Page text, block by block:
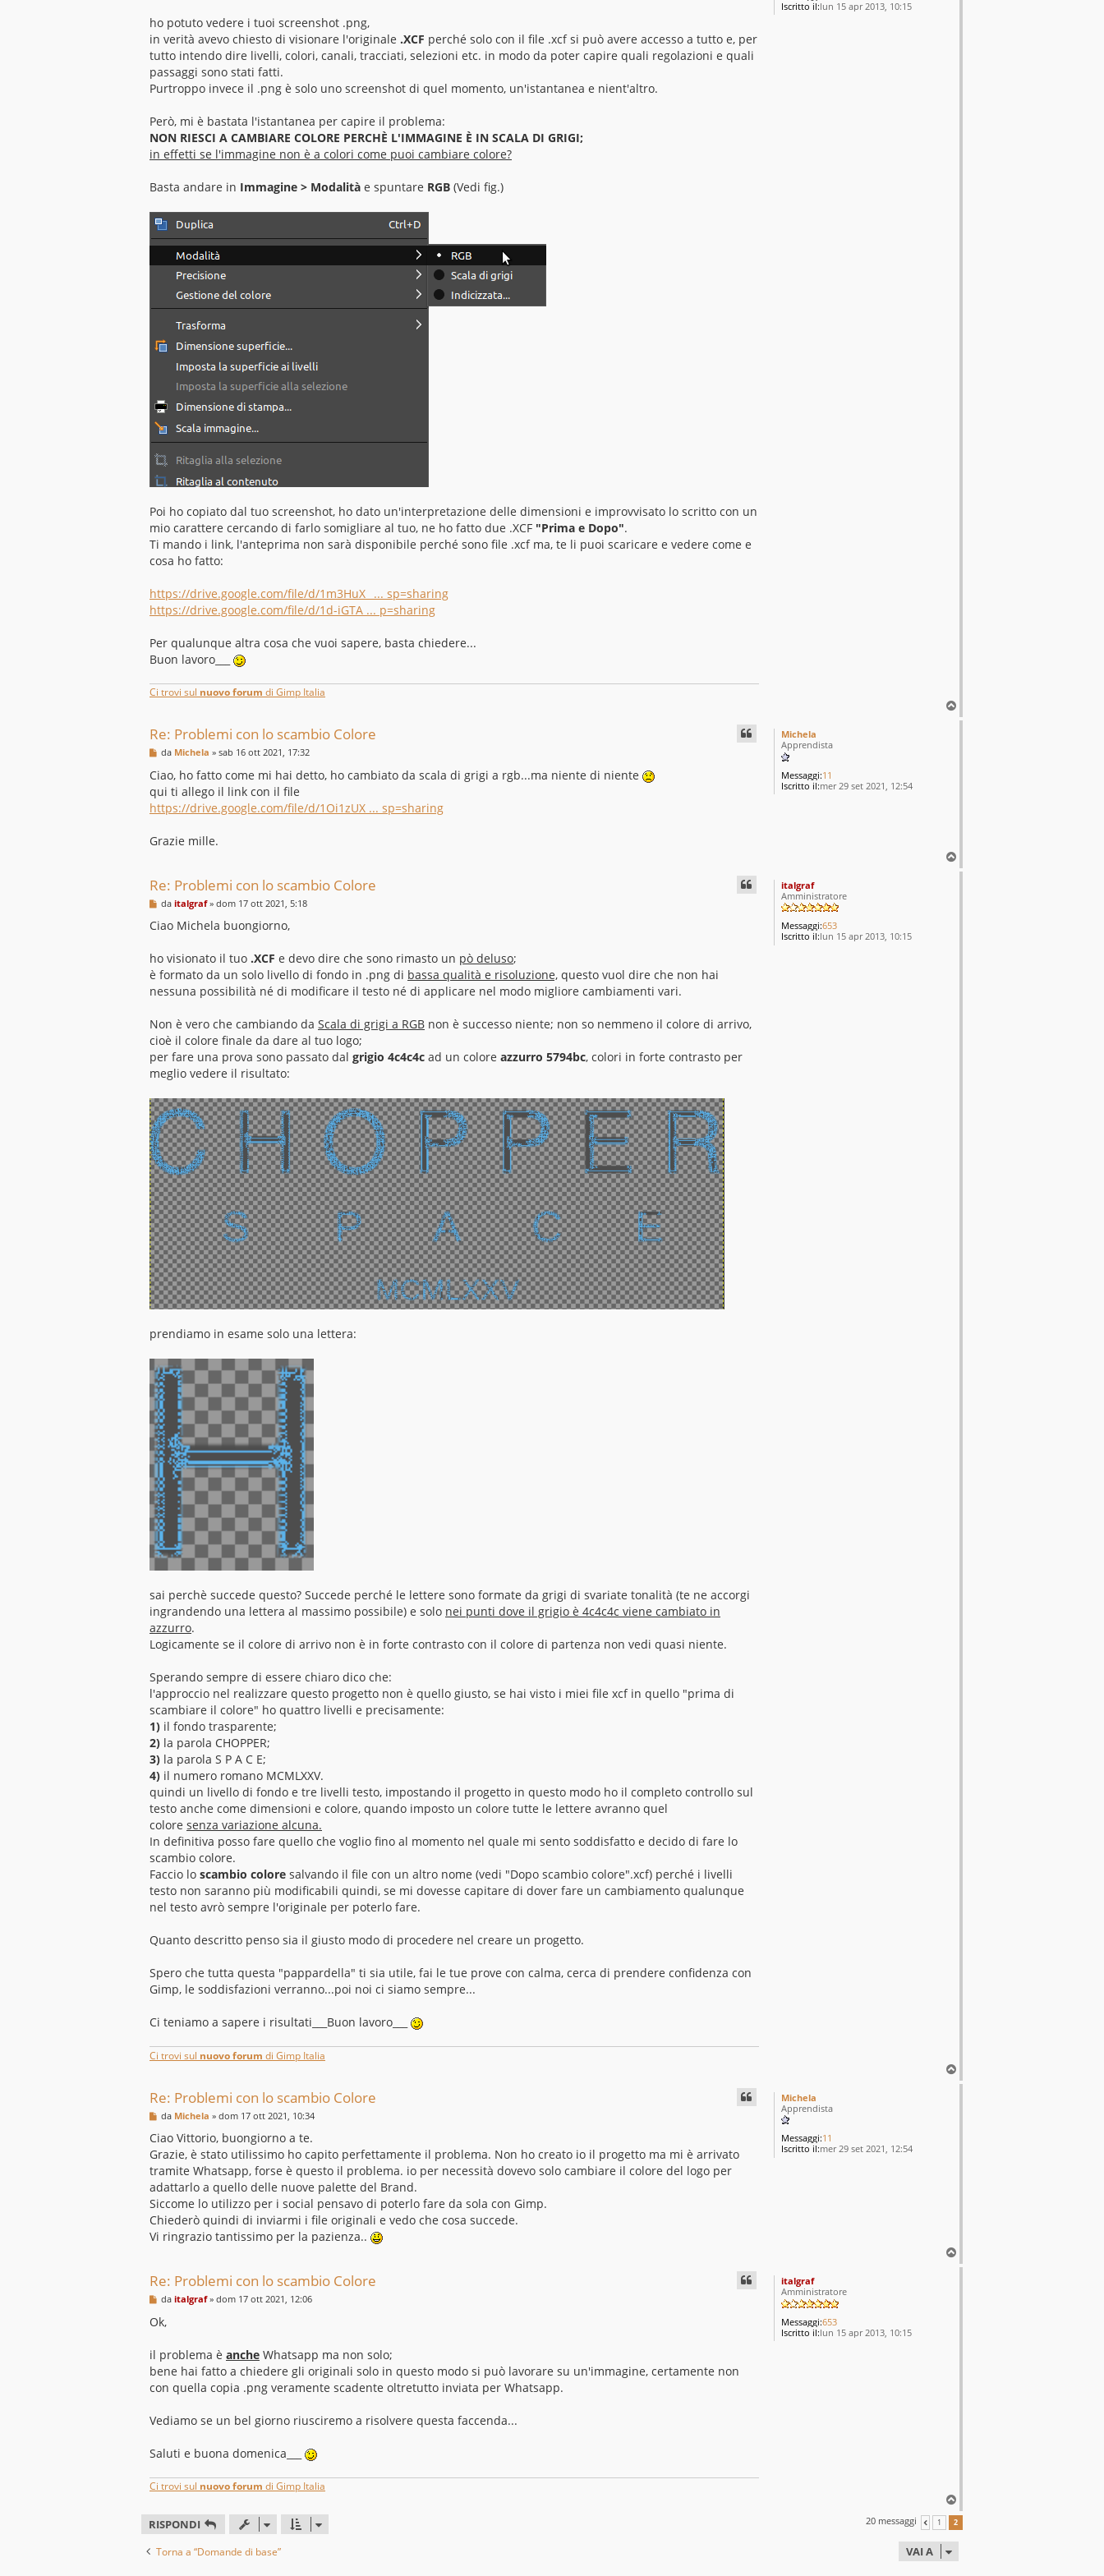
Iscritto il:lun 15 apr 2013, 10:15
g
g
i
o
ho potuto vedere i tuoi screenshot .png,
in verità avevo chiesto di visionare l'originale .XCF perché solo con il file .xcf si può avere accesso a tutto e, per
tutto intendo dire livelli, colori, canali, tracciati, selezioni etc. in modo da poter capire quali regolazioni e quali
passaggi sono stati fatti.
Purtroppo invece il .png è solo uno screenshot di quel momento, un'istantanea e nient'altro.
Però, mi è bastata l'istantanea per capire il problema:
NON RIESCI A CAMBIARE COLORE PERCHÈ L'IMMAGINE È IN SCALA DI GRIGI;
in effetti se l'immagine non è a colori come puoi cambiare colore?
Basta andare in Immagine > Modalità e spuntare RGB (Vedi fig.)
Poi ho copiato dal tuo screenshot, ho dato un'interpretazione delle dimensioni e improvvisato lo scritto con un
mio carattere cercando di farlo somigliare al tuo, ne ho fatto due .XCF "Prima e Dopo".
Ti mando i link, l'anteprima non sarà disponibile perché sono file .xcf ma, te li puoi scaricare e vedere come e
cosa ho fatto:
https://drive.google.com/file/d/1m3HuX_ ... sp=sharing
https://drive.google.com/file/d/1d-iGTA ... p=sharing
Per qualunque altra cosa che vuoi sapere, basta chiedere...
Buon lavoro___
Ci trovi sul nuovo forum di Gimp Italia
o
Michela
Apprendista
Messaggi:11
Iscritto il:mer 29 set 2021, 12:54
Re: Problemi con lo scambio Colore
M
s
s
a
g
g
o
da Michela » sab 16 ott 2021, 17:32
Ciao, ho fatto come mi hai detto, ho cambiato da scala di grigi a rgb...ma niente di niente
qui ti allego il link con il file
https://drive.google.com/file/d/1Oi1zUX ... sp=sharing
Grazie mille.
o
italgraf
Amministratore
Messaggi:653
Iscritto il:lun 15 apr 2013, 10:15
Re: Problemi con lo scambio Colore
M
s
s
g
g
i
o
da italgraf» dom 17 ott 2021, 5:18
Ciao Michela buongiorno,
ho visionato il tuo .XCF e devo dire che sono rimasto un pò deluso;
è formato da un solo livello di fondo in .png di bassa qualità e risoluzione, questo vuol dire che non hai
nessuna possibilità né di modificare il testo né di applicare nel modo migliore cambiamenti vari.
Non è vero che cambiando da Scala di grigi a RGB non è successo niente; non so nemmeno il colore di arrivo,
cioè il colore finale da dare al tuo logo;
per fare una prova sono passato dal grigio 4c4c4c ad un colore azzurro 5794bc, colori in forte contrasto per
meglio vedere il risultato:
prendiamo in esame solo una lettera:
sai perchè succede questo? Succede perché le lettere sono formate da grigi di svariate tonalità (te ne accorgi
ingrandendo una lettera al massimo possibile) e solo nei punti dove il grigio è 4c4c4c viene cambiato in
azzurro.
Logicamente se il colore di arrivo non è in forte contrasto con il colore di partenza non vedi quasi niente.
Sperando sempre di essere chiaro dico che:
l'approccio nel realizzare questo progetto non è quello giusto, se hai visto i miei file xcf in quello "prima di
scambiare il colore" ho quattro livelli e precisamente:
1) il fondo trasparente;
2) la parola CHOPPER;
3) la parola S P A C E;
4) il numero romano MCMLXXV.
quindi un livello di fondo e tre livelli testo, impostando il progetto in questo modo ho il completo controllo sul
testo anche come dimensioni e colore, quando imposto un colore tutte le lettere avranno quel
colore senza variazione alcuna.
In definitiva posso fare quello che voglio fino al momento nel quale mi sento soddisfatto e decido di fare lo
scambio colore.
Faccio lo scambio colore salvando il file con un altro nome (vedi "Dopo scambio colore".xcf) perché i livelli
testo non saranno più modificabili quindi, se mi dovesse capitare di dover fare un cambiamento qualunque
nel testo avrò sempre l'originale per poterlo fare.
Quanto descritto penso sia il giusto modo di procedere nel creare un progetto.
Spero che tutta questa "pappardella" ti sia utile, fai le tue prove con calma, cerca di prendere confidenza con
Gimp, le soddisfazioni verranno...poi noi ci siamo sempre...
Ci teniamo a sapere i risultati___Buon lavoro___
Ci trovi sul nuovo forum di Gimp Italia
o
Michela
Apprendista
Messaggi:11
Iscritto il:mer 29 set 2021, 12:54
Re: Problemi con lo scambio Colore
M
s
a
g
g
i
o
da Michela » dom 17 ott 2021, 10:34
Ciao Vittorio, buongiorno a te.
Grazie, è stato utilissimo ho capito perfettamente il problema. Non ho creato io il progetto ma mi è arrivato
tramite Whatsapp, forse è questo il problema. io per necessità dovevo solo cambiare il colore del logo per
adattarlo a quello delle nuove palette del Brand.
Siccome lo utilizzo per i social pensavo di poterlo fare da sola con Gimp.
Chiederò quindi di inviarmi i file originali e vedo che cosa succede.
Vi ringrazio tantissimo per la pazienza..
o
italgraf
Amministratore
Messaggi:653
Iscritto il:lun 15 apr 2013, 10:15
Re: Problemi con lo scambio Colore
M
s
s
g
g
i
o
da italgraf» dom 17 ott 2021, 12:06
Ok,
il problema è anche Whatsapp ma non solo;
bene hai fatto a chiedere gli originali solo in questo modo si può lavorare su un'immagine, certamente non
con quella copia .png veramente scadente oltretutto inviata per Whatsapp.
Vediamo se un bel giorno riusciremo a risolvere questa faccenda...
Saluti e buona domenica___
Ci trovi sul nuovo forum di Gimp Italia
o
p
RISPONDI 20 messaggi PRECEDENTE
1 2
Torna a “Domande di base” VAI A